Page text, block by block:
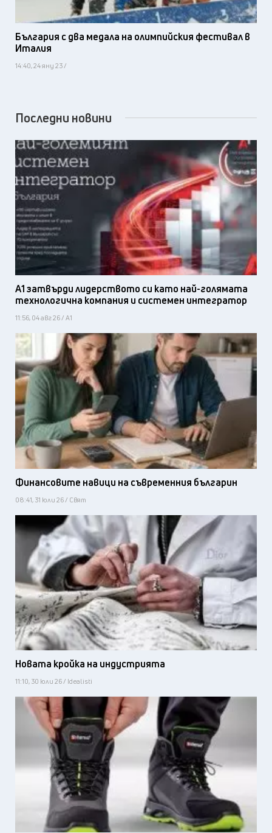
България с два медала на олимпийския фестивал в
Италия
14:40, 24 яну 23 /
Последни новини
А1 затвърди лидерството си като най-голямата
технологична компания и системен интегратор
11:56, 04 авг 26 / А1
Финансовите навици на съвременния българин
08:41, 31 юли 26 / Свят
Новата кройка на индустрията
11:10, 30 юли 26 / Idealisti